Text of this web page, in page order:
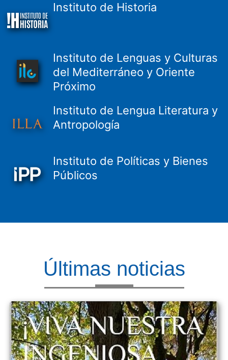
Instituto de Historia
Instituto de Lenguas y Culturas
del Mediterráneo y Oriente
Próximo
Instituto de Lengua Literatura y
Antropología
Instituto de Políticas y Bienes
Públicos
Últimas noticias